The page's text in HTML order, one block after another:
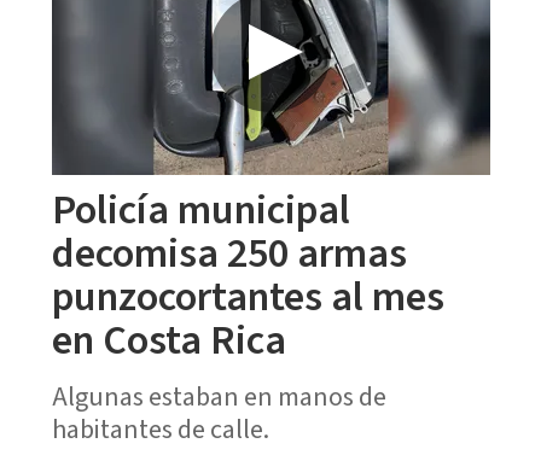
Policía municipal
decomisa 250 armas
punzocortantes al mes
en Costa Rica
Algunas estaban en manos de
habitantes de calle.